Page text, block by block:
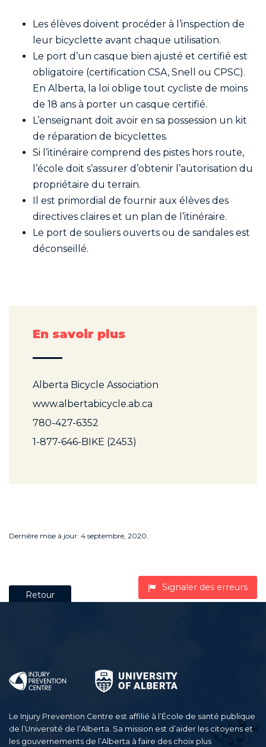
Les élèves doivent procéder à l’inspection de
leur bicyclette avant chaque utilisation.
Le port d’un casque bien ajusté et certifié est
obligatoire (certification CSA, Snell ou CPSC).
En Alberta, la loi oblige tout cycliste de moins
de 18 ans à porter un casque certifié.
L’enseignant doit avoir en sa possession un kit
de réparation de bicyclettes.
Si l’itinéraire comprend des pistes hors route,
l’école doit s’assurer d’obtenir l’autorisation du
propriétaire du terrain.
Il est primordial de fournir aux élèves des
directives claires et un plan de l’itinéraire.
Le port de souliers ouverts ou de sandales est
déconseillé.
En savoir plus
Alberta Bicycle Association
www.albertabicycle.ab.ca
780-427-6352
1-877-646-BIKE (2453)
Dernière mise à jour: 4 septembre, 2020.
Retour
Signaler des erreurs
Le Injury Prevention Centre est affilié à l’École de santé publique
de l’Université de l’Alberta. Sa mission est d’aider les citoyens et
les gouvernements de l’Alberta à faire des choix plus